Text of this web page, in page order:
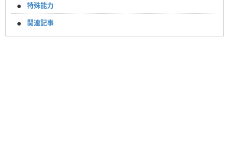
特殊能力
関連記事